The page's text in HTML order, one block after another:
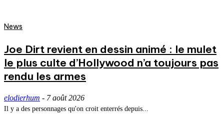
News
Joe Dirt revient en dessin animé : le mulet
le plus culte d’Hollywood n’a toujours pas
rendu les armes
elodierhum - 7 août 2026
Il y a des personnages qu'on croit enterrés depuis...